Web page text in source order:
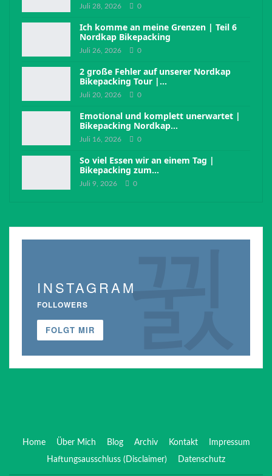
Juli 28, 2026 0
Ich komme an meine Grenzen | Teil 6
Nordkap Bikepacking
Juli 26, 2026 0
2 große Fehler auf unserer Nordkap
Bikepacking Tour |…
Juli 20, 2026 0
Emotional und komplett unerwartet |
Bikepacking Nordkap…
Juli 16, 2026 0
So viel Essen wir an einem Tag |
Bikepacking zum…
Juli 9, 2026 0
INSTAGRAM
FOLLOWERS
FOLGT MIR
Home Über Mich Blog Archiv Kontakt
Impressum
Haftungsausschluss (Disclaimer)
Datenschutz